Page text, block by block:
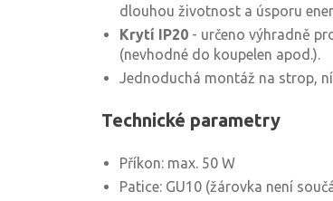
dlouhou životnost a úsporu
Krytí IP20 - určeno výhradně
(nevhodné do koupelen apod.).
Jednoduchá montáž na strop,
Technické parametry
Příkon: max. 50 W
Patice: GU10 (žárovka není